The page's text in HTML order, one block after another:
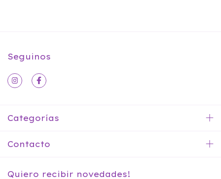
Seguinos
Categorías
Contacto
Quiero recibir novedades!